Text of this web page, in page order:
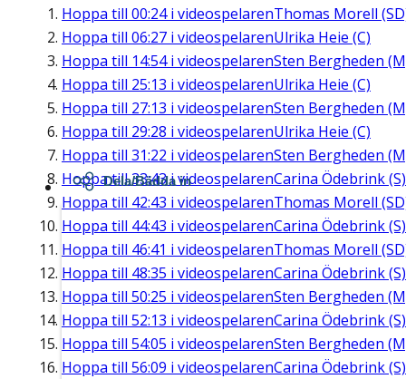
Hoppa till 00:24i videospelarenThomas Morell
Hoppa till 06:27 i videospelarenUlrika Heie (C)
Hoppa till 14:54i videospelarenSten Bergheden
Hoppa till 25:13 i videospelarenUlrika Heie (C)
Hoppa till 27:13 i videospelarenSten Bergheden
Hoppa till 29:28 i videospelarenUlrika Heie (C)
Hoppa till 31:22 i videospelarenSten Bergheden
Hoppa till33:43i videospelarenCarina Ödebrink (S)
Hoppa till 42:43 i videospelarenThomas Morell
Hoppa till 44:43 i videospelarenCarina Ödebrink (S)
Hoppa till 46:41 i videospelarenThomas Morell
Hoppa till 48:35 i videospelarenCarina Ödebrink (S)
Hoppa till 50:25 i videospelarenSten Bergheden
Hoppa till 52:13 i videospelarenCarina Ödebrink (S)
Hoppa till 54:05 i videospelarenSten Bergheden
Hoppa till 56:09 i videospelarenCarina Ödebrink (S)
Dela/Bädda in